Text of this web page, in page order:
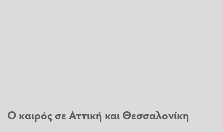
Ο καιρός σε Αττική και Θεσσαλονίκη